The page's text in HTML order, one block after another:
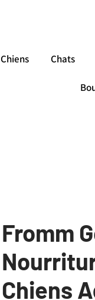
Chiens Chats
Fromm
Chiens